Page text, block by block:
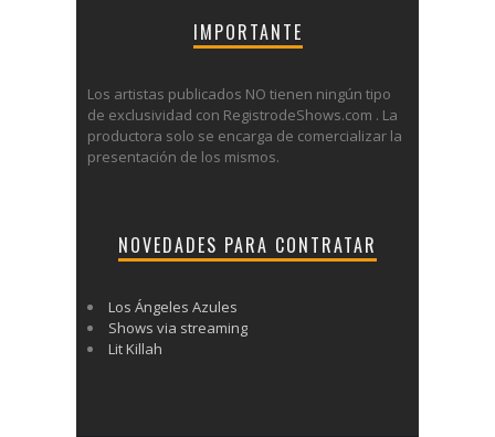
IMPORTANTE
Los artistas publicados NO tienen ningún tipo
de exclusividad con RegistrodeShows.com . La
productora solo se encarga de comercializar la
presentación de los mismos.
NOVEDADES PARA CONTRATAR
Los Ángeles Azules
Shows via streaming
Lit Killah